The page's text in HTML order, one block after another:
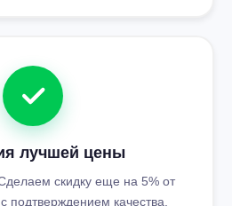
лучшей цены
скидку еще на 5% от
подтверждением качества.